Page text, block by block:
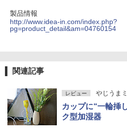
製品情報
http://www.idea-in.com/index.php?
pg=product_detail&am=04760154
関連記事
レビュー やじうま
カップに“一輪挿
ク型加湿器